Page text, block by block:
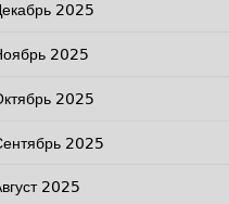
2025
2025
2025
2025
2025